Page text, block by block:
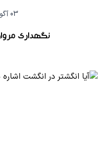
03 آگوست 2026
نگهداری